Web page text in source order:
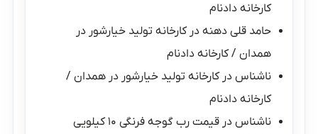
کارخانه دادنام
حامد قلی دهنه درکارخانه تولید خیارشور در
همدان / کارخانه دادنام
ناشناس درکارخانه تولید خیارشور در همدان /
کارخانه دادنام
ناشناس درقیمت رب گوجه فرنگی ۱۰ کیلویی